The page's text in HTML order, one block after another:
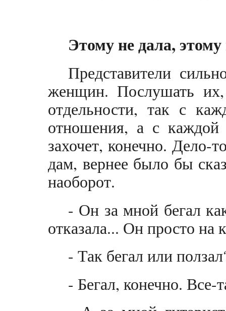
Этому не дала, этому
Представители
женщин. Послушать
отдельности, так с
отношения, а с
захочет, конечно. Дело-
дам, вернее было бы
наоборот.
- Он за мной бегал
отказала... Он просто на
- Так бегал или
- Бегал, конечно. Все-